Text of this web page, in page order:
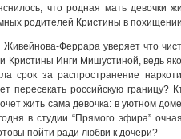
что родная мать девочки
родителей Кристины в
Феррара уверяет что
Кристины Инги Мишустиной, ведь
срок за распространение
пересекать российскую границу?
жить сама девочка: в уютном
в студии “Прямого эфира”
пойти ради любви к дочери?